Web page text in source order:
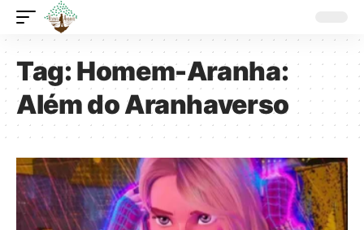
Tag:Homem-Aranha:
Além do Aranhaverso